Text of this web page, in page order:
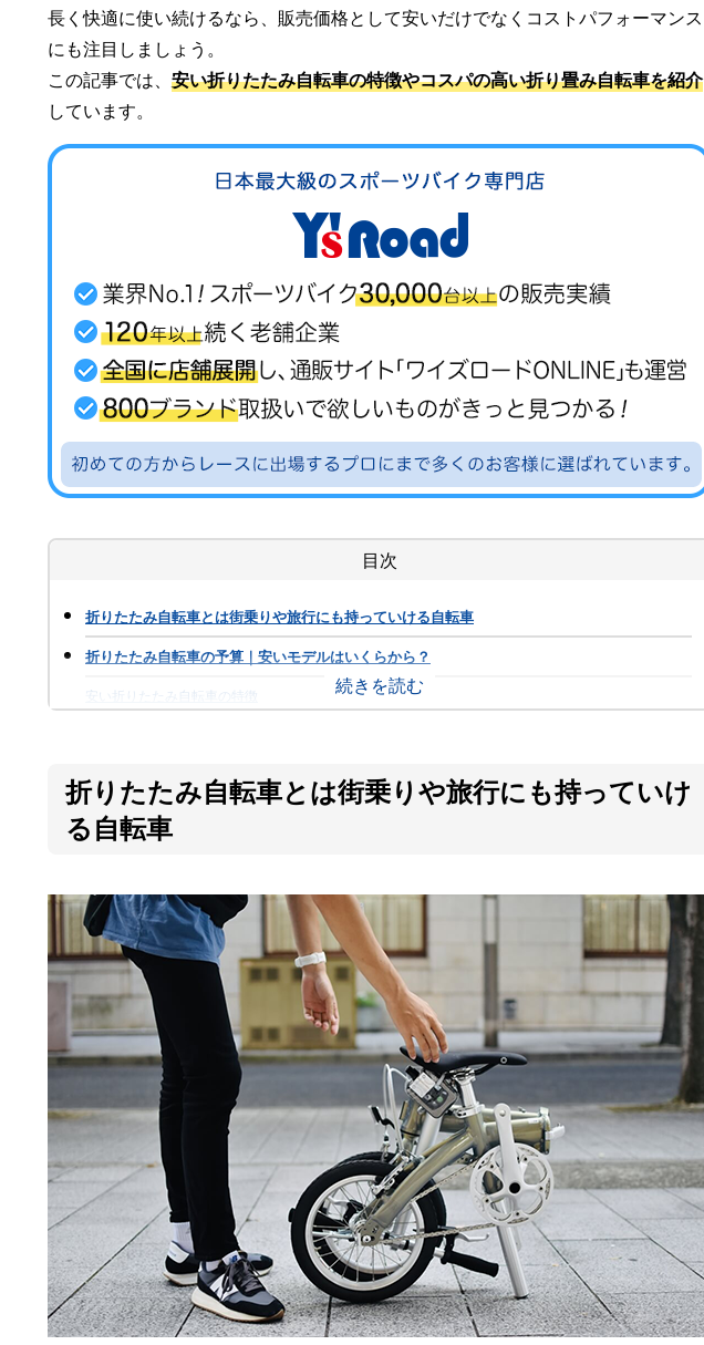
長く快適に使い続けるなら、販売価格として安いだけでなくコストパフォーマンス
にも注目しましょう。
この記事では、 安い折りたたみ自転車の特徴やコスパの高い折り畳み自転車を紹介
しています。
目次
折りたたみ自転車とは街乗りや旅行にも持っていける自転車
折りたたみ自転車の予算｜安いモデルはいくらから？
安い折りたたみ自転車の特徴
高コスパな折りたたみ自転車の特徴を紹介｜軽量・ハイスペック
持ち運ぶなら軽量な折りたたみ自転車がおすすめ
【高コスパ】人気メーカーの安いおすすめ折りたたみ自転車5選
まとめ｜安い折りたたみ自転車を求めるなら信頼できるメーカーや販売店を選ぼう
安い折りたたみ自転車についてのQ&A
折りたたみ自転車とは街乗りや旅行にも持っていけ
る自転車